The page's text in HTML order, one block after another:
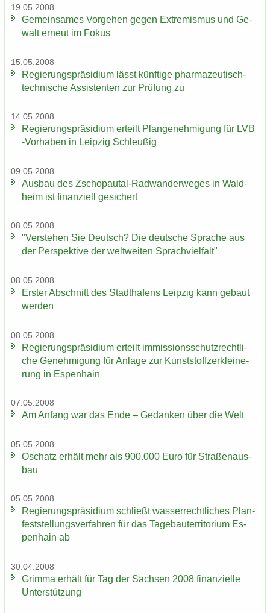
19.05.2008
Ge­mein­sa­mes Vor­ge­hen gegen Ex­tre­mis­mus und Ge­
walt er­neut im Fokus
15.05.2008
Re­gie­rungs­prä­si­di­um lässt künf­ti­ge pharmazeutisch-​
technische As­sis­ten­ten zur Prü­fung zu
14.05.2008
Re­gie­rungs­prä­si­di­um er­teilt Plan­ge­neh­mi­gung für LVB
-​Vorhaben in Leip­zig Schleu­ßig
09.05.2008
Aus­bau des Zschopautal-​Radwanderweges in Wald­
heim ist fi­nan­zi­ell ge­si­chert
08.05.2008
"Ver­ste­hen Sie Deutsch? Die deut­sche Spra­che aus
der Per­spek­ti­ve der welt­wei­ten Sprach­viel­falt"
08.05.2008
Ers­ter Ab­schnitt des Stadt­ha­fens Leip­zig kann ge­baut
wer­den
08.05.2008
Re­gie­rungs­prä­si­di­um er­teilt im­mis­si­ons­schutz­recht­li­
che Ge­neh­mi­gung für An­la­ge zur Kunst­stoff­zer­klei­ne­
rung in Es­pen­hain
07.05.2008
Am An­fang war das Ende – Ge­dan­ken über die Welt
05.05.2008
Oschatz er­hält mehr als 900.000 Euro für Stra­ßen­aus­
bau
05.05.2008
Re­gie­rungs­prä­si­di­um schließt was­ser­recht­li­ches Plan­
fest­stel­lungs­ver­fah­ren für das Ta­ge­bau­ter­ri­to­ri­um Es­
pen­hain ab
30.04.2008
Grim­ma er­hält für Tag der Sach­sen 2008 fi­nan­zi­el­le
Un­ter­stüt­zung